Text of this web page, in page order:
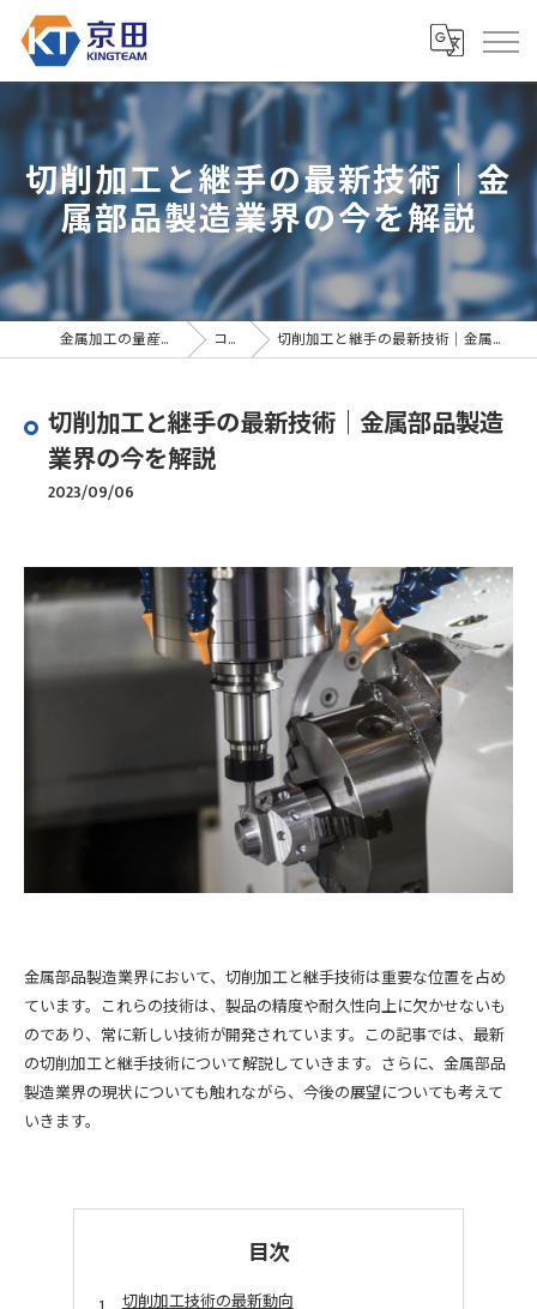
切削加工と継手の最新技術｜金
属部品製造業界の今を解説
金属加工の量産なら京田精密 コラム 切削加工と継手の最新技術｜金属部品製造業界の今を解説
切削加工と継手の最新技術｜金属部品製造
業界の今を解説
2023/09/06
金属部品製造業界において、切削加工と継手技術は重要な位置を占め
ています。これらの技術は、製品の精度や耐久性向上に欠かせないも
のであり、常に新しい技術が開発されています。この記事では、最新
の切削加工と継手技術について解説していきます。さらに、金属部品
製造業界の現状についても触れながら、今後の展望についても考えて
いきます。
目次
切削加工技術の最新動向